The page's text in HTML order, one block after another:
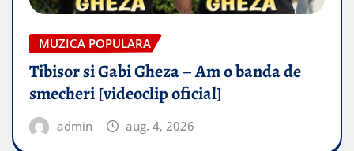
MUZICA POPULARA
Tibisor si Gabi Gheza – Am o banda de
smecheri [videoclip oficial]
admin aug. 4, 2026